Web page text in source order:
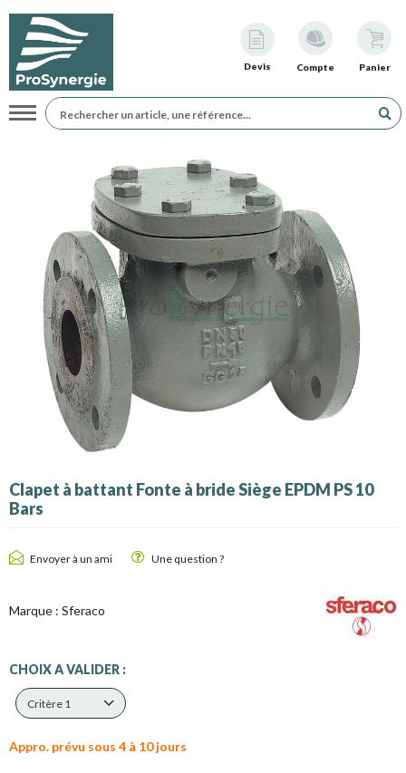
Devis Compte Panier
Navigation
Clapet à battant Fonte à bride Siège EPDM PS 10
Bars
Envoyer à un ami Une question ?
Marque : Sferaco
CHOIX A VALIDER :
Critère 1
Appro. prévu sous 4 à 10 jours